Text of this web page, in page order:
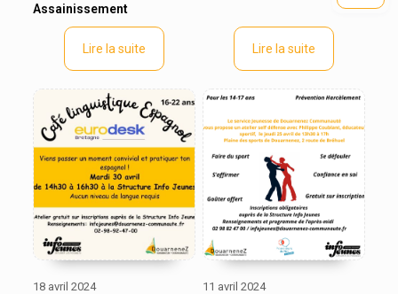
Assainissement
Lire la suite Lire la suite
18 avril 2024 11 avril 2024